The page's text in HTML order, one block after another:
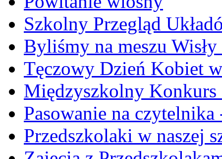
Szkolny Przegląd
Byliśmy na meszu
Tęczowy Dzień Kobiet
Międzyszkolny
Pasowanie na czytelnika
Przedszkolaki w naszej